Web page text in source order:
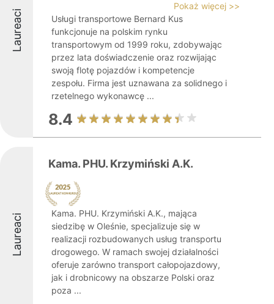
Laureaci
Pokaż więcej >>
Usługi transportowe Bernard Kus
funkcjonuje na polskim rynku
transportowym od 1999 roku, zdobywając
przez lata doświadczenie oraz rozwijając
swoją flotę pojazdów i kompetencje
zespołu. Firma jest uznawana za solidnego i
rzetelnego wykonawcę ...
8.4
Laureaci
Kama. PHU. Krzymiński A.K.
Kama. PHU. Krzymiński A.K., mająca
siedzibę w Oleśnie, specjalizuje się w
realizacji rozbudowanych usług transportu
drogowego. W ramach swojej działalności
oferuje zarówno transport całopojazdowy,
jak i drobnicowy na obszarze Polski oraz
poza ...